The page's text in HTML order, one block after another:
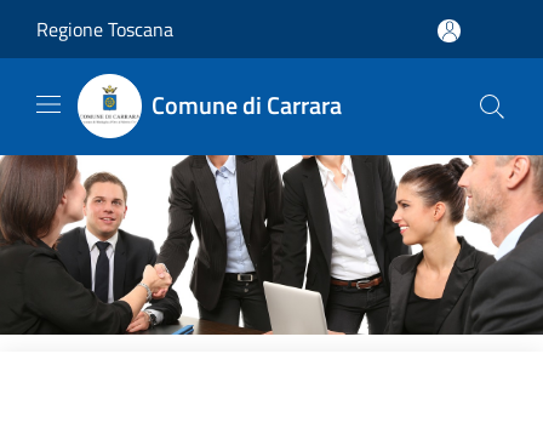
Regione Toscana
Comune di Carrara